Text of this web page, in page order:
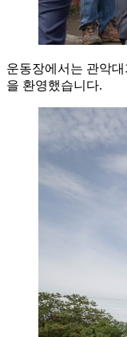
운동장에서는 관악
을 환영했습니다.